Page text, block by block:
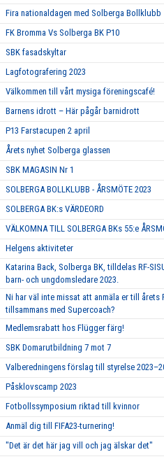
Fira nationaldagen med Solberga Bollklubb
FK Bromma Vs Solberga BK P10
SBK fasadskyltar
Lagfotografering 2023
Välkommen till vårt mysiga föreningscafé!
Barnens idrott – Här pågår barnidrott
P13 Farstacupen 2 april
Årets nyhet Solberga glassen
SBK MAGASIN Nr 1
SOLBERGA BOLLKLUBB - ÅRSMÖTE 2023
SOLBERGA BK:s VÄRDEORD
VÄLKOMNA TILL SOLBERGA BKs 55:e
Helgens aktiviteter
Katarina Back, Solberga BK, tilldelas RF-
barn- och ungdomsledare 2023.
Ni har väl inte missat att anmäla er till årets
tillsammans med Supercoach?
Medlemsrabatt hos Flügger färg!
SBK Domarutbildning 7 mot 7
Valberedningens förslag till styrelse
Påsklovscamp 2023
Fotbollssymposium riktad till kvinnor
Anmäl dig till FIFA23-turnering!
"Det är det här jag vill och jag älskar det"